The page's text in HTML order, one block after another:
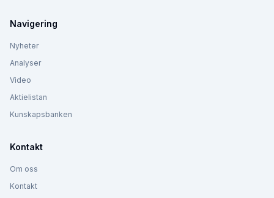
Navigering
Nyheter
Analyser
Video
Aktielistan
Kunskapsbanken
Kontakt
Om oss
Kontakt